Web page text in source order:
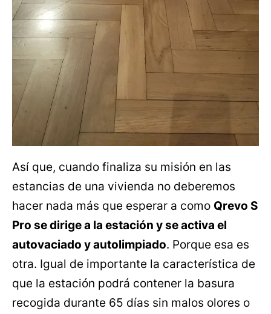
Así que, cuando finaliza su misión en las
estancias de una vivienda no deberemos
hacer nada más que esperar a como Qrevo S
Pro se dirige a la estación y se activa el
autovaciado y autolimpiado. Porque esa es
otra. Igual de importante la característica de
que la estación podrá contener la basura
recogida durante 65 días sin malos olores o